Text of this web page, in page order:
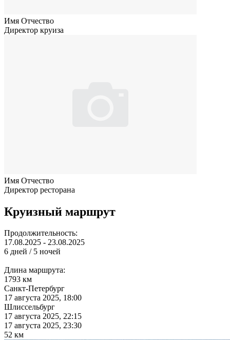
Имя Отчество
Директор круиза
Имя Отчество
Директор ресторана
Круизный маршрут
Продолжительность:
17.08.2025 - 23.08.2025
6 дней / 5 ночей
Длина маршрута:
1793 км
Санкт-Петербург
17 августа 2025, 18:00
Шлиссельбург
17 августа 2025, 22:15
17 августа 2025, 23:30
52 км